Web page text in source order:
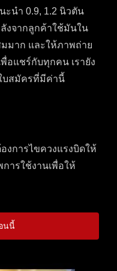
ะนำ 0.9, 1.2 นิวตัน
งจากลูกค้าใช้มันใน
มาก และให้ภาพถ่าย
อแชร์กับทุกคน เรายัง
บสมัครที่มีค่านี้
งการไขควงแรงบิดให้
ารใช้งานเพื่อให้
นนี้